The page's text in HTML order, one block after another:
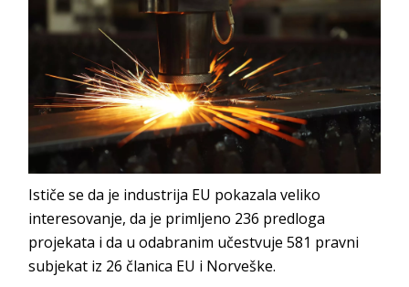
Ističe se da je industrija EU pokazala veliko
interesovanje, da je primljeno 236 predloga
projekata i da u odabranim učestvuje 581 pravni
subjekat iz 26 članica EU i Norveške.